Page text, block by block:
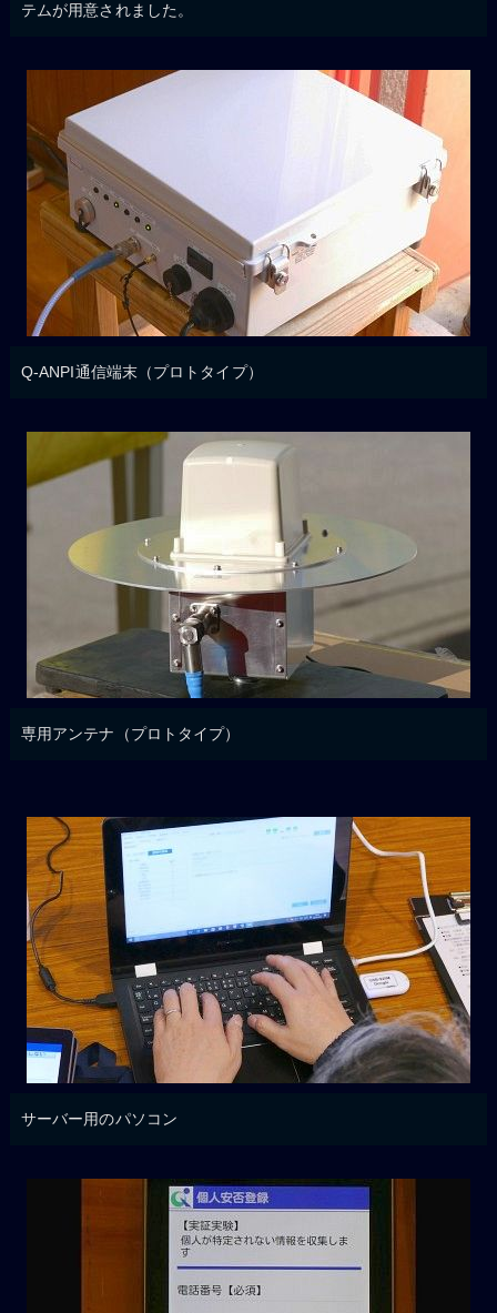
テムが用意されました。
Q-ANPI通信端末（プロトタイプ）
専用アンテナ（プロトタイプ）
サーバー用のパソコン